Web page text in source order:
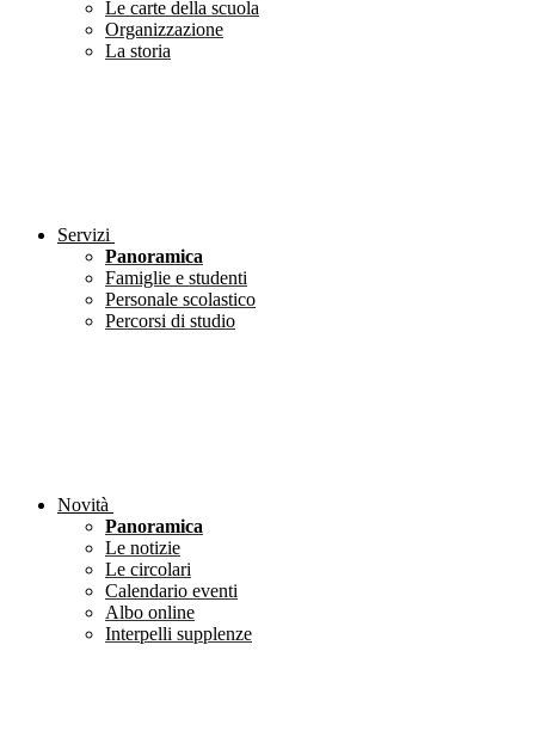
Le carte della scuola
Organizzazione
La storia
Servizi
Panoramica
Famiglie e studenti
Personale scolastico
Percorsi di studio
Novità
Panoramica
Le notizie
Le circolari
Calendario eventi
Albo online
Interpelli supplenze